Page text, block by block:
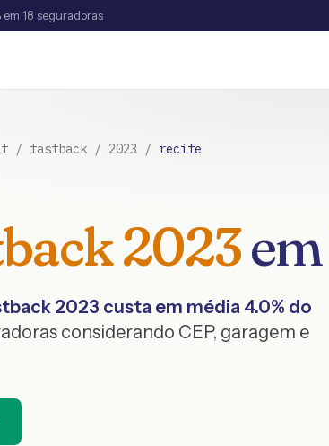
18 seguradoras
/ fastback / 2023 / recife
2023em
2023 custa em média 4.0% do
considerando CEP, garagem e